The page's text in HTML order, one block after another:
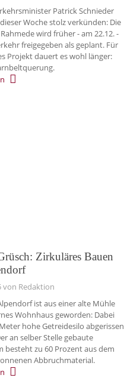
Patrick Schnieder
Woche stolz verkünden: Die
wird früher - am 22.12. -
freigegeben als geplant. Für
Projekt dauert es wohl länger:
Zirkuläres Bauen
von Redaktion
ist aus einer alte Mühle
Wohnhaus geworden: Dabei
hohe Getreidesilo abgerissen
an selber Stelle gebaute
besteht zu 60 Prozent aus dem
Abbruchmaterial.